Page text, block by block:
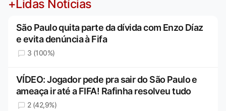
+Lidas Notícias
São Paulo quita parte da dívida com Enzo Díaz
e evita denúncia à Fifa
3 (100%)
VÍDEO: Jogador pede pra sair do São Paulo e
ameaça ir até a FIFA! Rafinha resolveu tudo
2 (42,9%)